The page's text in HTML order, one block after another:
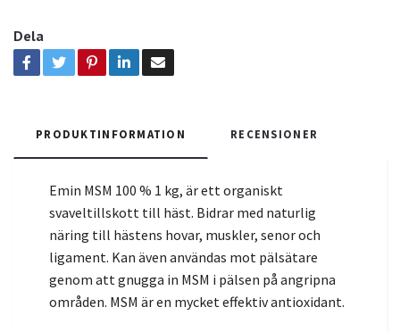
Dela
PRODUKTINFORMATION RECENSIONER
Emin MSM 100 % 1 kg, är ett organiskt
svaveltillskott till häst. Bidrar med naturlig
näring till hästens hovar, muskler, senor och
ligament. Kan även användas mot pälsätare
genom att gnugga in MSM i pälsen på angripna
områden. MSM är en mycket effektiv antioxidant.